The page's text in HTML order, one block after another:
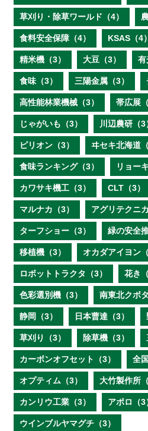
草刈り・除草ワールド（4）
食料安全保障（4） KSAS（4）
精米機（3） 大豆（3） 有
食味（3） 三陽金属（3）
高性能林業機械（3） 帯広展（
じゃがいも（3） 川辺農研（3
ピリオン（3） ヰセキ北海道（
食味ランキング（3） リョー
カワサキ機工（3） CLT（3）
マルナカ（3） アグリテクニカ
ターフショー（3） 緑の安全
移植機（3） オカダアイヨン（
ロボットトラクタ（3） 花き（
色彩選別機（3） 南東北クボ
静岡（3） 日本曹達（3）
草刈り（3） 除草機（3）
カーボンオフセット（3） 全
オプティム（3） 大竹製作所（
カンリウ工業（3） アポロ（3
ウインブルヤマグチ（3）